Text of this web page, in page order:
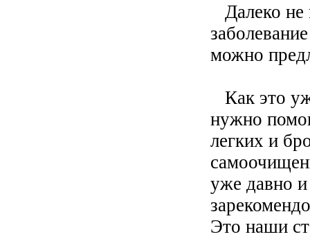
Далеко не
можно
Как это
нужно
легких и
уже давно
Это наши